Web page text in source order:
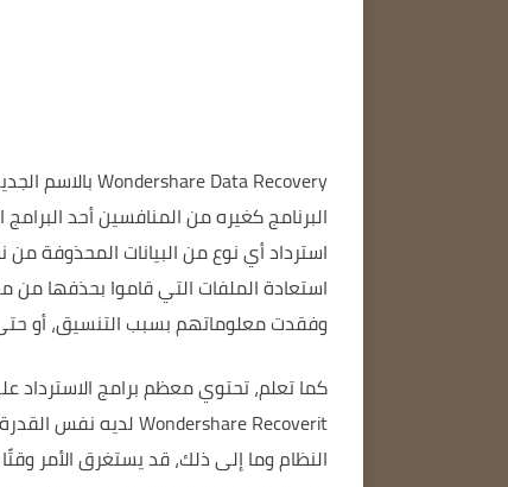
Wondershare Data Recovery بالاسم الجديد Wondershare Recoverit هو برنامج بسيط وقوي لاستعادة بياناتك.
البرنامج كغيره من المنافسين أحد
استرداد أي نوع من البيانات المحذوفة
وفقدت معلوماتهم بسبب التنسيق، أو حتى
كما تعلم، تحتوي معظم برامج
Wondershare Recoverit لديه نفس القدرة.
النظام وما إلى ذلك، قد يستغرق الأمر